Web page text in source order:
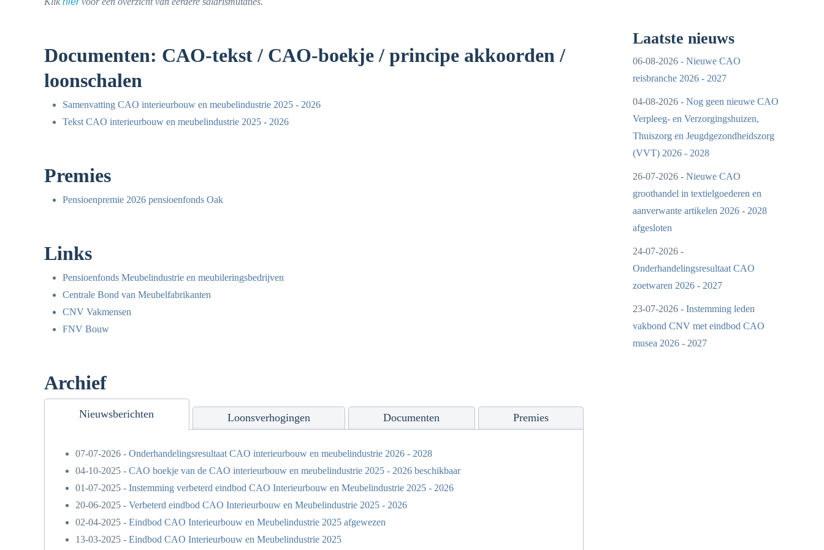
Documenten: CAO-tekst / CAO-boekje / principe akkoorden /
loonschalen
Samenvatting CAO interieurbouw en meubelindustrie 2025 - 2026
Tekst CAO interieurbouw en meubelindustrie 2025 - 2026
Premies
Pensioenpremie 2026 pensioenfonds Oak
Links
Pensioenfonds Meubelindustrie en meubileringsbedrijven
Centrale Bond van Meubelfabrikanten
CNV Vakmensen
FNV Bouw
Archief
Nieuwsberichten Loonsverhogingen Documenten Premies
07-07-2026 - Onderhandelingsresultaat CAO interieurbouw en meubelindustrie 2026 - 2028
04-10-2025 - CAO boekje van de CAO interieurbouw en meubelindustrie 2025 - 2026 beschikbaar
01-07-2025 - Instemming verbeterd eindbod CAO Interieurbouw en Meubelindustrie 2025 - 2026
20-06-2025 - Verbeterd eindbod CAO Interieurbouw en Meubelindustrie 2025 - 2026
02-04-2025 - Eindbod CAO Interieurbouw en Meubelindustrie 2025 afgewezen
13-03-2025 - Eindbod CAO Interieurbouw en Meubelindustrie 2025
Laatste nieuws
06-08-2026 - Nieuwe CAO
reisbranche 2026 - 2027
04-08-2026 - Nog geen nieuwe CAO
Verpleeg- en Verzorgingshuizen,
Thuiszorg en Jeugdgezondheidszorg
(VVT) 2026 - 2028
26-07-2026 - Nieuwe CAO
groothandel in textielgoederen en
aanverwante artikelen 2026 - 2028
afgesloten
24-07-2026 -
Onderhandelingsresultaat CAO
zoetwaren 2026 - 2027
23-07-2026 - Instemming leden
vakbond CNV met eindbod CAO
musea 2026 - 2027